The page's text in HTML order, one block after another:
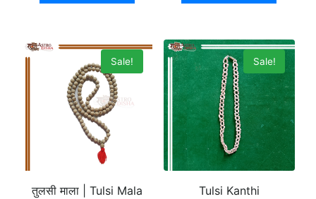
Sale!
तुलसी माला | Tulsi Mala
Sale!
Tulsi Kanthi